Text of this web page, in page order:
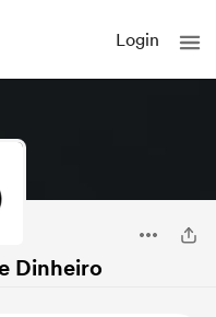
Login
Dinheiro